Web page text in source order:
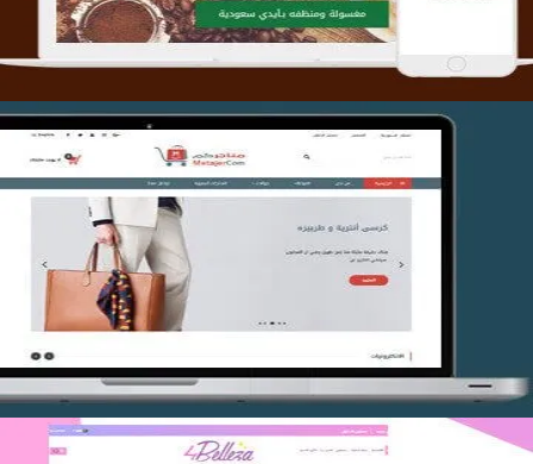
تصميم متجر متاجركم